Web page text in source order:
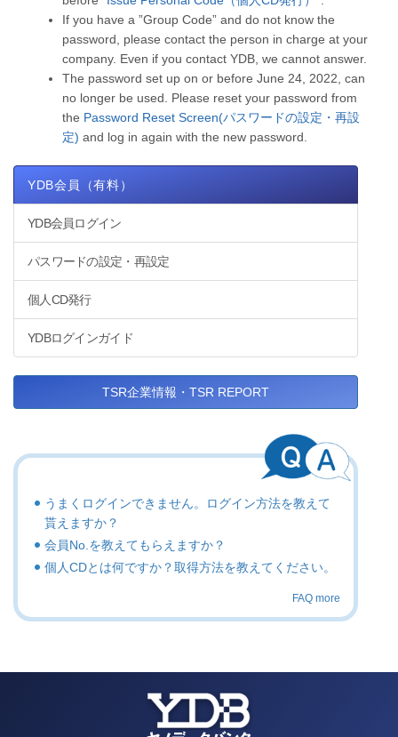
If you have a ”Group Code” and do not know the
password, please contact the person in charge at your
company. Even if you contact YDB, we cannot answer.
The password set up on or before June 24, 2022, can
no longer be used. Please reset your password from
the Password Reset Screen(パスワードの設定・再設
定) and log in again with the new password.
YDB会員（有料）
YDB会員ログイン
パスワードの設定・再設定
個人CD発行
YDBログインガイド
TSR企業情報・TSR REPORT
うまくログインできません。ログイン方法を教えて
貰えますか？
会員No.を教えてもらえますか？
個人CDとは何ですか？取得方法を教えてください。
FAQ more